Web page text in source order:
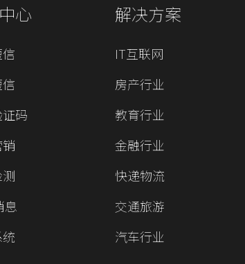
心
码
息
解决方案
IT互联网
房产行业
教育行业
金融行业
快递物流
交通旅游
汽车行业